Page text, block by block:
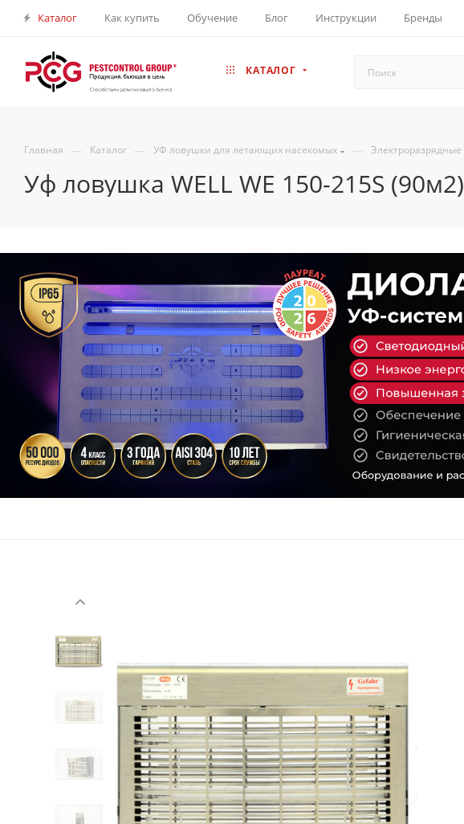
Каталог Как купить Обучение Блог Инструкции Бренды
КАТАЛОГ
Главная — Каталог — УФ ловушки для летающих насекомых — Электроразрядные
Уф ловушка WELL WE 150-215S (90м2)